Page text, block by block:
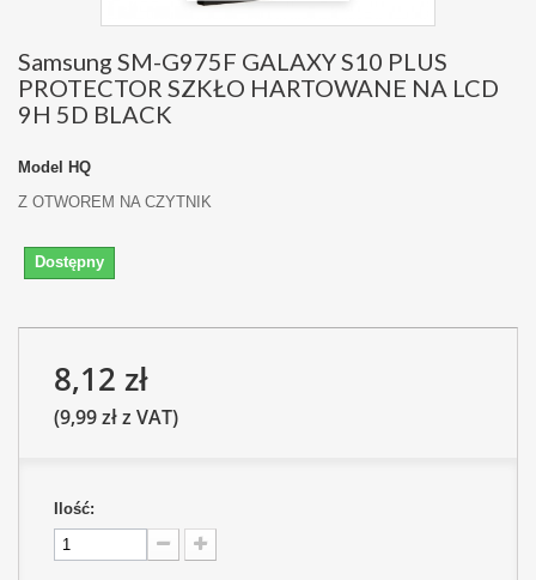
Samsung SM-G975F GALAXY S10 PLUS
PROTECTOR SZKŁO HARTOWANE NA LCD
9H 5D BLACK
Model
HQ
Z OTWOREM NA CZYTNIK
Dostępny
8,12 zł
(9,99 zł z VAT)
Ilość: